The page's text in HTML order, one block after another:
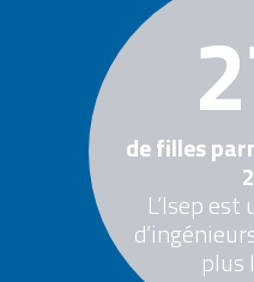
de filles
L’Isep est
plus